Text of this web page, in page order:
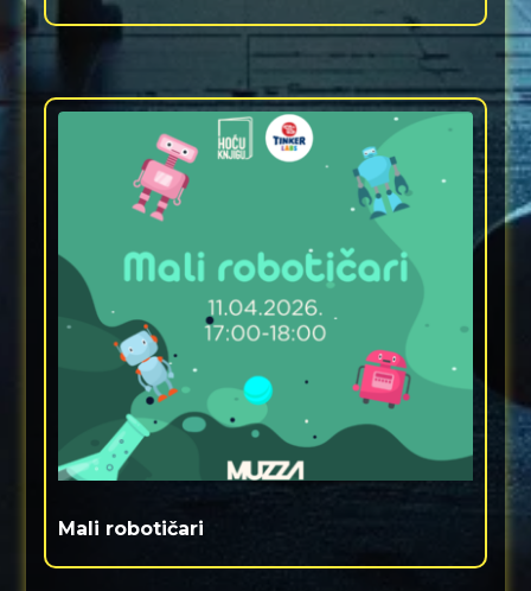
Mali robotičari